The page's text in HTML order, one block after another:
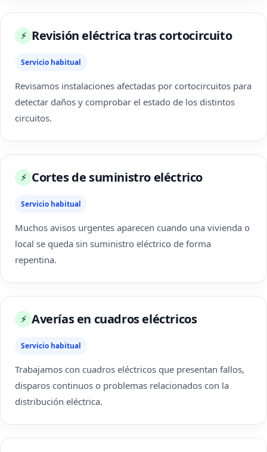
⚡ Revisión eléctrica tras cortocircuito
Servicio habitual
Revisamos instalaciones afectadas por cortocircuitos para
detectar daños y comprobar el estado de los distintos
circuitos.
⚡ Cortes de suministro eléctrico
Servicio habitual
Muchos avisos urgentes aparecen cuando una vivienda o
local se queda sin suministro eléctrico de forma
repentina.
⚡ Averías en cuadros eléctricos
Servicio habitual
Trabajamos con cuadros eléctricos que presentan fallos,
disparos continuos o problemas relacionados con la
distribución eléctrica.